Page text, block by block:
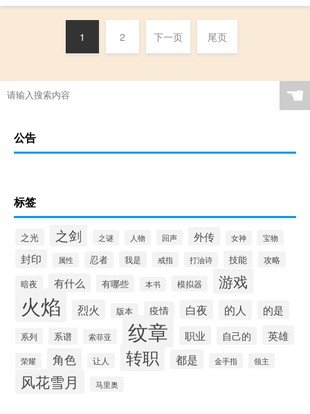
1 2 下一页 尾页
☚
公告
标签
之光 之剑 之谜 人物 回声 外传 女神 宝物
封印 属性 忍者 我是 戒指 打油诗 技能 攻略
暗夜 有什么 有哪些 本书 模拟器 游戏
火焰 烈火 版本 疫情 白夜 的人 的是
系列 系谱 索菲亚 纹章 职业 自己的 英雄
荣耀 角色 让人 转职 都是 金手指 领主
风花雪月 马里奥